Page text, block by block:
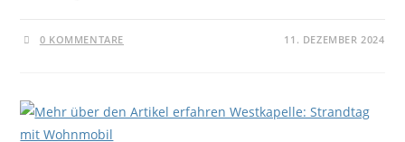
0 KOMMENTARE 11. DEZEMBER 2024